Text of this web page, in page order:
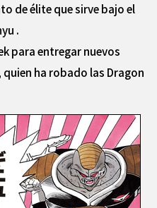
de élite que sirve bajo el
.
para entregar nuevos
ha robado las Dragon